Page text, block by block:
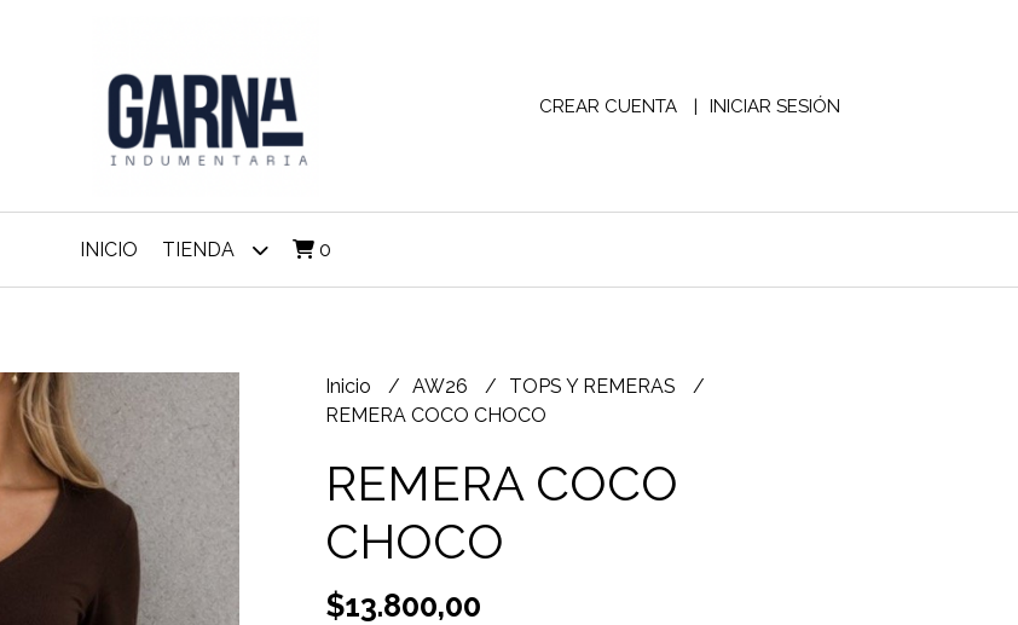
CREAR CUENTA INICIAR SESIÓN
INICIO TIENDA 0
Inicio AW26
TOPS Y REMERAS
REMERA COCO CHOCO
REMERA COCO
CHOCO
$13.800,00